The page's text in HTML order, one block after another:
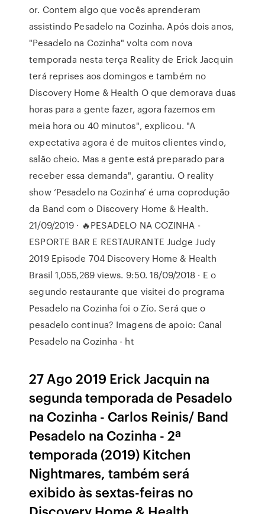
or. Contem algo que vocês aprenderam
assistindo Pesadelo na Cozinha. Após dois anos,
"Pesadelo na Cozinha" volta com nova
temporada nesta terça Reality de Erick Jacquin
terá reprises aos domingos e também no
Discovery Home & Health O que demorava duas
horas para a gente fazer, agora fazemos em
meia hora ou 40 minutos", explicou. "A
expectativa agora é de muitos clientes vindo,
salão cheio. Mas a gente está preparado para
receber essa demanda", garantiu. O reality
show ‘Pesadelo na Cozinha’ é uma coprodução
da Band com o Discovery Home & Health.
21/09/2019 · 🔥PESADELO NA COZINHA -
ESPORTE BAR E RESTAURANTE Judge Judy
2019 Episode 704 Discovery Home & Health
Brasil 1,055,269 views. 9:50. 16/09/2018 · E o
segundo restaurante que visitei do programa
Pesadelo na Cozinha foi o Zío. Será que o
pesadelo continua? Imagens de apoio: Canal
Pesadelo na Cozinha - ht
27 Ago 2019 Erick Jacquin na
segunda temporada de Pesadelo
na Cozinha - Carlos Reinis/ Band
Pesadelo na Cozinha - 2ª
temporada (2019) Kitchen
Nightmares, também será
exibido às sextas-feiras no